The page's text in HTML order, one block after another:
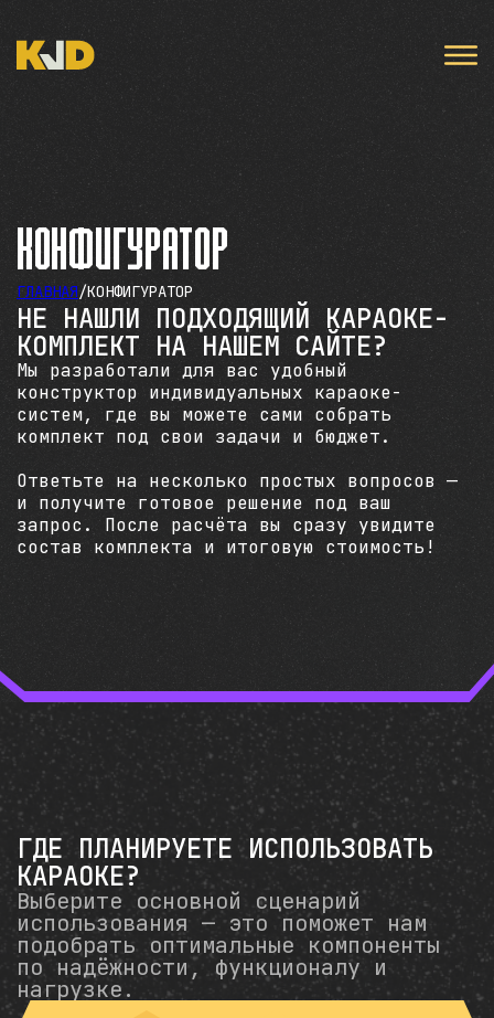
Конфигуратор
ГЛАВНАЯ/КОНФИГУРАТОР
НЕ НАШЛИ ПОДХОДЯЩИЙ КАРАОКЕ-
КОМПЛЕКТ НА НАШЕМ САЙТЕ?
Мы разработали для вас удобный
конструктор индивидуальных караоке-
систем, где вы можете сами собрать
комплект под свои задачи и бюджет.
Ответьте на несколько простых вопросов —
и получите готовое решение под ваш
запрос. После расчёта вы сразу увидите
состав комплекта и итоговую стоимость!
ГДЕ ПЛАНИРУЕТЕ ИСПОЛЬЗОВАТЬ
КАРАОКЕ?
Выберите основной сценарий
использования — это поможет нам
подобрать оптимальные компоненты
по надёжности, функционалу и
нагрузке.